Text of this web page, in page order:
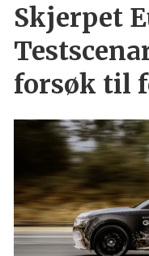
Skjerpet
forsøk til